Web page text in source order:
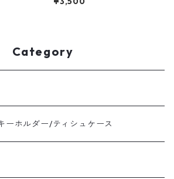
Category
ーホルダー/ティシュケース